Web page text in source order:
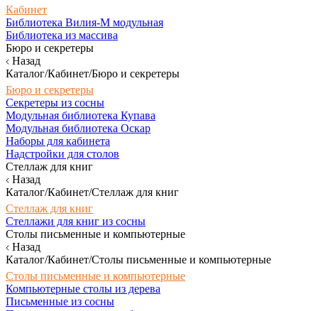
Кабинет
Библиотека Вилия-М модульная
Библиотека из массива
Бюро и секретеры
Назад
Каталог/Кабинет/Бюро и секретеры
Бюро и секретеры
Секретеры из сосны
Модульная библиотека Купава
Модульная библиотека Оскар
Наборы для кабинета
Надстройки для столов
Стеллаж для книг
Назад
Каталог/Кабинет/Стеллаж для книг
Стеллаж для книг
Стеллажи для книг из сосны
Столы письменные и компьютерные
Назад
Каталог/Кабинет/Столы письменные и компьютерные
Столы письменные и компьютерные
Компьютерные столы из дерева
Письменные из сосны